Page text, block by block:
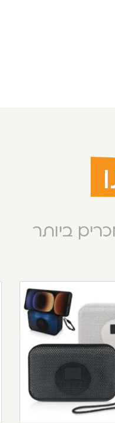
ביותר